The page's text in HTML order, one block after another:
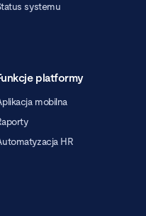
systemu
platformy
mobilna
HR